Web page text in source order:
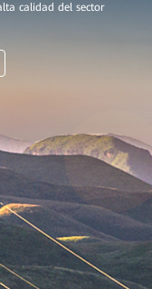
calidad del sector